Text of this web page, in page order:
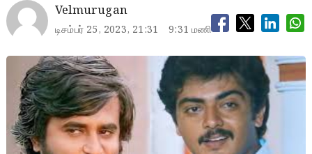
Velmurugan
டிசம்பர் 25, 2023, 21:31 9:31 மணி